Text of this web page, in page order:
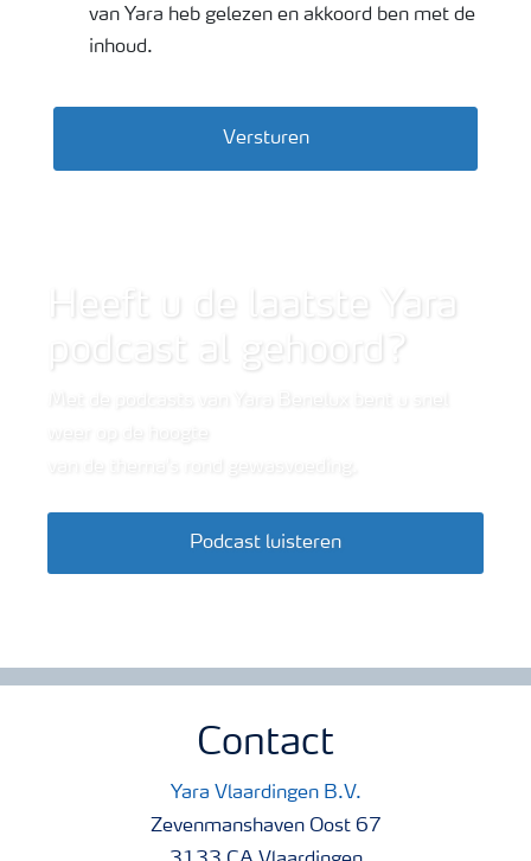
van Yara heb gelezen en akkoord ben met de
inhoud.
Versturen
Heeft u de laatste Yara
podcast al gehoord?
Podcast luisteren
Contact
Yara Vlaardingen B.V.
Zevenmanshaven Oost 67